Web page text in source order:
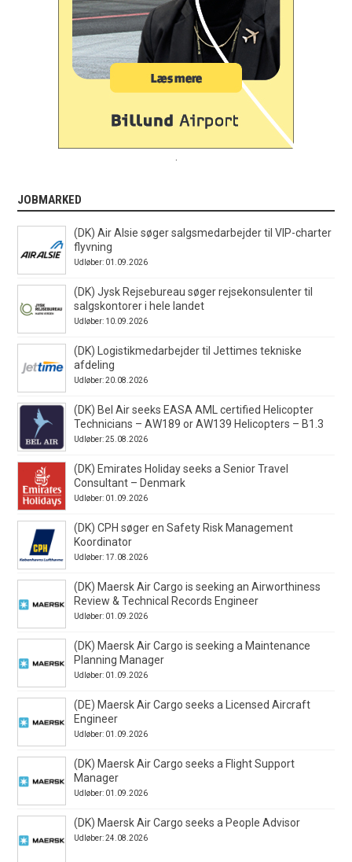
JOBMARKED
(DK) Air Alsie søger salgsmedarbejder til VIP-charter
flyvning
Udløber: 01.09.2026
(DK) Jysk Rejsebureau søger rejsekonsulenter til
salgskontorer i hele landet
Udløber: 10.09.2026
(DK) Logistikmedarbejder til Jettimes tekniske
afdeling
Udløber: 20.08.2026
(DK) Bel Air seeks EASA AML certified Helicopter
Technicians – AW189 or AW139 Helicopters – B1.3
Udløber: 25.08.2026
(DK) Emirates Holiday seeks a Senior Travel
Consultant – Denmark
Udløber: 01.09.2026
(DK) CPH søger en Safety Risk Management
Koordinator
Udløber: 17.08.2026
(DK) Maersk Air Cargo is seeking an Airworthiness
Review & Technical Records Engineer
Udløber: 01.09.2026
(DK) Maersk Air Cargo is seeking a Maintenance
Planning Manager
Udløber: 01.09.2026
(DE) Maersk Air Cargo seeks a Licensed Aircraft
Engineer
Udløber: 01.09.2026
(DK) Maersk Air Cargo seeks a Flight Support
Manager
Udløber: 01.09.2026
(DK) Maersk Air Cargo seeks a People Advisor
Udløber: 24.08.2026